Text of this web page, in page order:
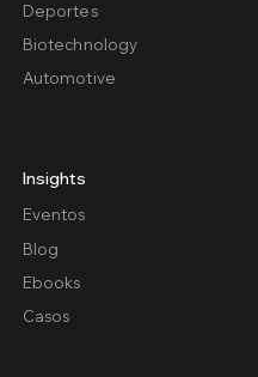
Deportes
Biotechnology
Automotive
Insights
Eventos
Blog
Ebooks
Casos